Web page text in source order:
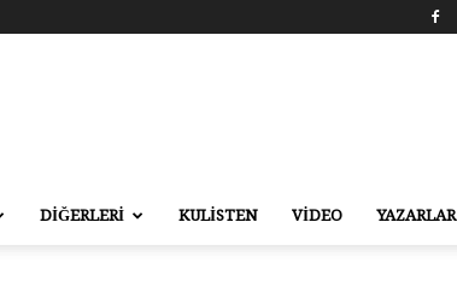
DİĞERLERİ KULİSTEN VİDEO YAZARLAR